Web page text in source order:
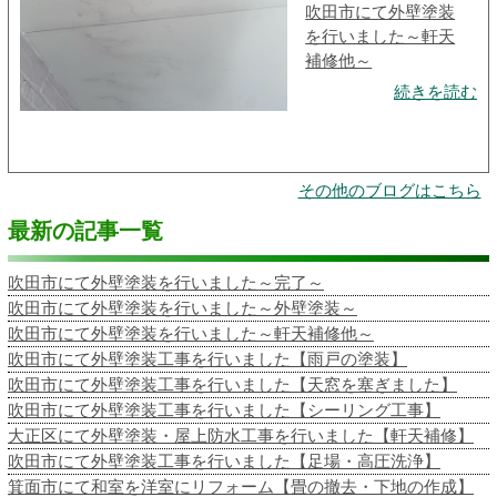
吹田市にて外壁塗装
を行いました～軒天
補修他～
続きを読む
その他のブログはこちら
最新の記事一覧
吹田市にて外壁塗装を行いました～完了～
吹田市にて外壁塗装を行いました～外壁塗装～
吹田市にて外壁塗装を行いました～軒天補修他～
吹田市にて外壁塗装工事を行いました【雨戸の塗装】
吹田市にて外壁塗装工事を行いました【天窓を塞ぎました】
吹田市にて外壁塗装工事を行いました【シーリング工事】
大正区にて外壁塗装・屋上防水工事を行いました【軒天補修】
吹田市にて外壁塗装工事を行いました【足場・高圧洗浄】
箕面市にて和室を洋室にリフォーム【畳の撤去・下地の作成】